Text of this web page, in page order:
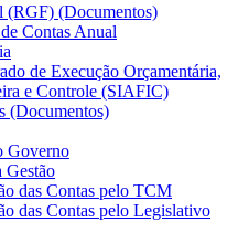
(RGF) (Documentos)
Contas Anual
de Execução Orçamentária,
e Controle (SIAFIC)
(Documentos)
Governo
Gestão
das Contas pelo TCM
das Contas pelo Legislativo